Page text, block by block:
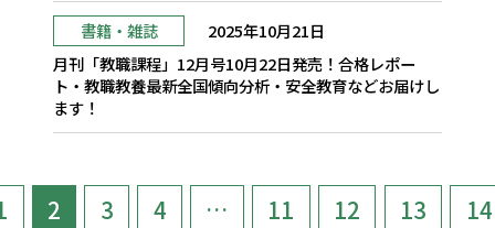
2025年10月21日
書籍・雑誌
月刊「教職課程」12月号10月22日発売！合格レポー
ト・教職教養最新全国傾向分析・安全教育などお届けし
ます！
2 3 4 … 11 12 13 14